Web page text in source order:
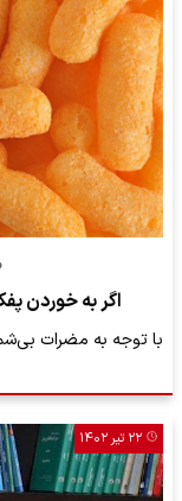
اگر به خوردن
با توجه به مضرات
۲۲ تیر ۱۴۰۲